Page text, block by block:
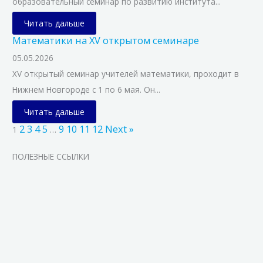
Читать дальше
Математики на XV открытом семинаре
05.05.2026
XV открытый семинар учителей математики, проходит в
Нижнем Новгороде с 1 по 6 мая. Он...
Читать дальше
1 23 45 … 9 10 11 12 Next »
ПОЛЕЗНЫЕ ССЫЛКИ